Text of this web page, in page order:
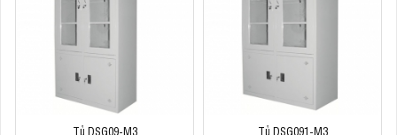
Tủ DSG09-M3
Tủ DSG091-M3